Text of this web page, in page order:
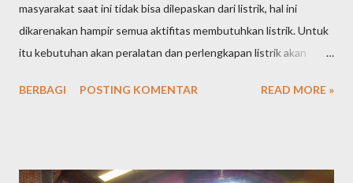
masyarakat saat ini tidak bisa dilepaskan dari listrik, hal ini
dikarenakan hampir semua aktifitas membutuhkan listrik. Untuk
itu kebutuhan akan peralatan dan perlengkapan listrik akan
masyarakat akan peralatan listrik tentu saja menjadikan peluang
BERBAGI POSTING KOMENTAR READ MORE »